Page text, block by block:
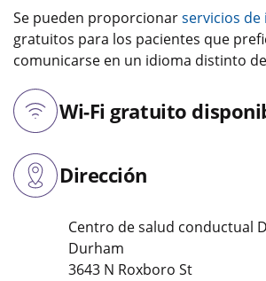
Se pueden proporcionarservicios
gratuitos para los pacientes que
comunicarse en un idioma distinto
Wi-Fi gratuito
Dirección
Centro de salud conductual
Durham
3643 N Roxboro St